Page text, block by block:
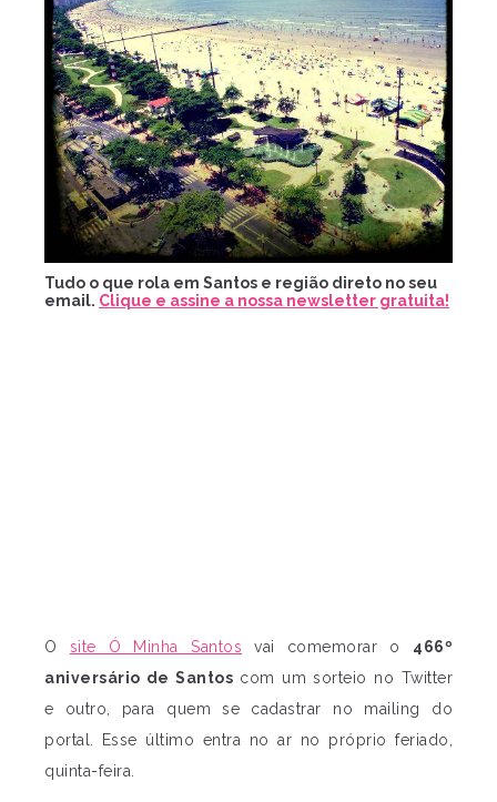
Tudo o que rola em Santos e região direto no seu
email. Clique e assine a nossa newsletter gratuita!
O site Ó Minha Santos vai comemorar o 466º
aniversário de Santos com um sorteio no Twitter
e outro, para quem se cadastrar no mailing do
portal. Esse último entra no ar no próprio feriado,
quinta-feira.